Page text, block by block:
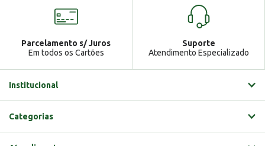
Parcelamento s/ Juros
Em todos os Cartões
Suporte
Atendimento Especializado
Institucional
Categorias